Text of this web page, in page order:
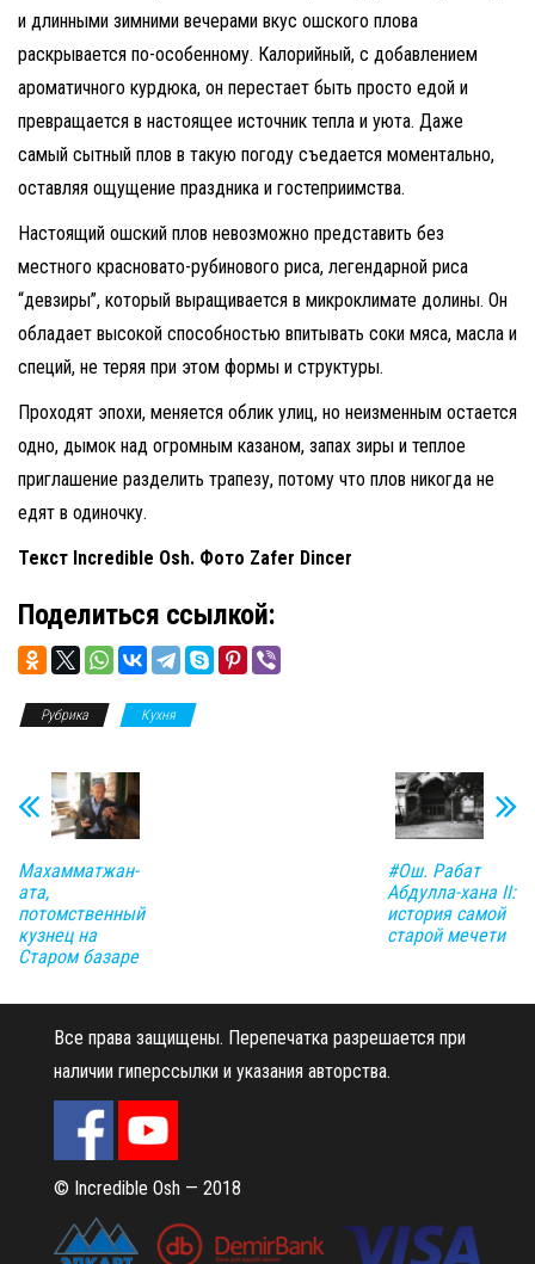
и длинными зимними вечерами вкус ошского плова
раскрывается по-особенному. Калорийный, с добавлением
ароматичного курдюка, он перестает быть просто едой и
превращается в настоящее источник тепла и уюта. Даже
самый сытный плов в такую погоду съедается моментально,
оставляя ощущение праздника и гостеприимства.
Настоящий ошский плов невозможно представить без
местного красновато-рубинового риса, легендарной риса
“девзиры”, который выращивается в микроклимате долины. Он
обладает высокой способностью впитывать соки мяса, масла и
специй, не теряя при этом формы и структуры.
Проходят эпохи, меняется облик улиц, но неизменным остается
одно, дымок над огромным казаном, запах зиры и теплое
приглашение разделить трапезу, потому что плов никогда не
едят в одиночку.
Текст Incredible Osh. Фото Zafer Dincer
Поделиться ссылкой:
Рубрика Кухня
Махамматжан-
ата,
потомственный
кузнец на
Старом базаре
#Ош. Рабат
Абдулла-хана II:
история самой
старой мечети
Все права защищены. Перепечатка разрешается при
наличии гиперссылки и указания авторства.
© Incredible Osh — 2018